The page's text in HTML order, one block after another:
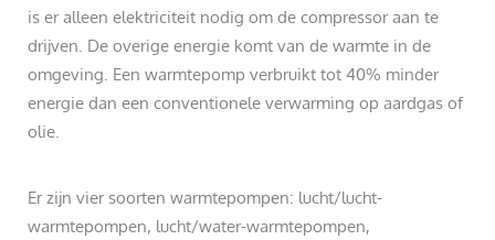
is er alleen elektriciteit nodig om de compressor aan te
drijven. De overige energie komt van de warmte in de
omgeving. Een warmtepomp verbruikt tot 40% minder
energie dan een conventionele verwarming op aardgas of
olie.
Er zijn vier soorten warmtepompen: lucht/lucht-
warmtepompen, lucht/water-warmtepompen,